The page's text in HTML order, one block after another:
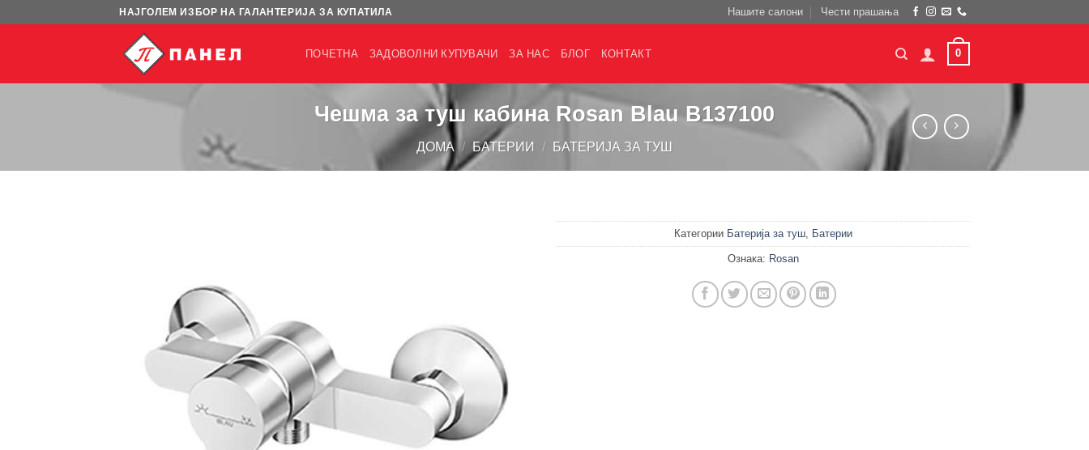
НАЈГОЛЕМ ИЗБОР НА ГАЛАНТЕРИЈА ЗА КУПАТИЛА Нашите салони Чести прашања
ПОЧЕТНА ЗАДОВОЛНИ КУПУВАЧИ ЗА НАС БЛОГ КОНТАКТ 0
Чешма за туш кабина Rosan Blau B137100
ДОМА / БАТЕРИИ / БАТЕРИЈА ЗА ТУШ
Категории Батерија за туш Батерии
Ознака: Rosan